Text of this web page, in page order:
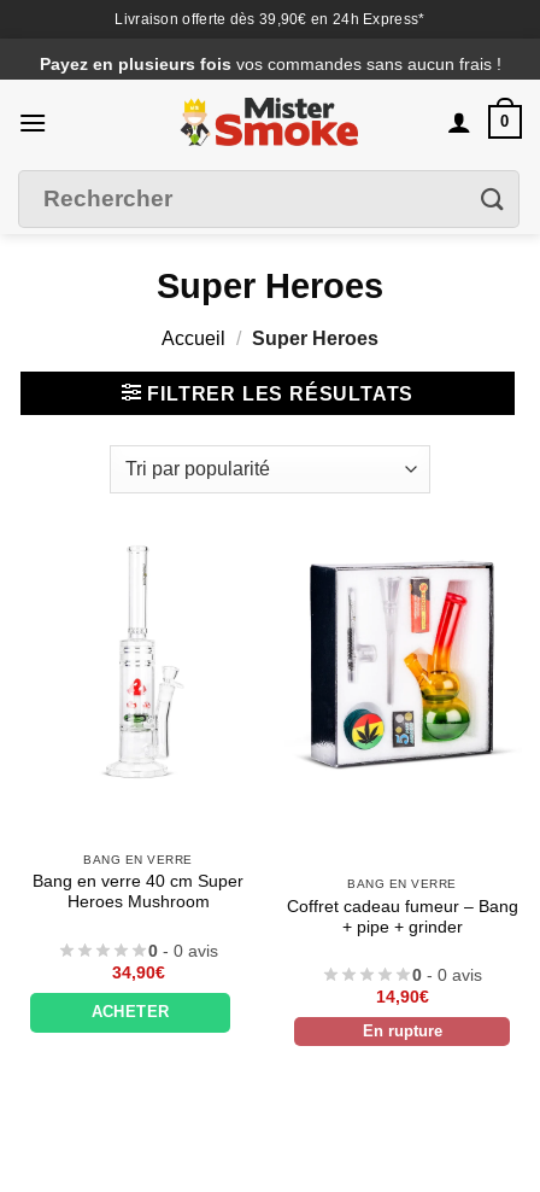
Livraison offerte dès 39,90€ en 24h Express*
au
contenu
Payez en plusieurs fois vos commandes sans aucun frais !
0
pour :
Super Heroes
Accueil / Super Heroes
FILTRER LES RÉSULTATS
BANG EN VERRE
Bang en verre 40 cm Super
Heroes Mushroom
0 - 0 avis
34,90€
ACHETER
BANG EN VERRE
Coffret cadeau fumeur – Bang
+ pipe + grinder
0 - 0 avis
14,90€
En rupture